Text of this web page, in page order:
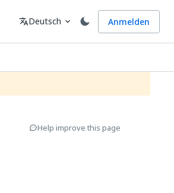
Sprache
translateDeutsch expand_more Anmelden
Help improve this page